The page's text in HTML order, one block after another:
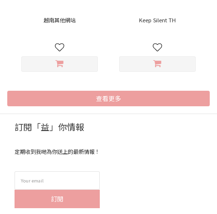
越南其他網站 Keep Silent TH
查看更多
訂閱「益」你情報
定期收到我哋為你送上的最新情報！
訂閱